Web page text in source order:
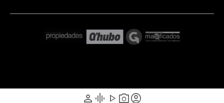
person graphic_eq play_arrow photo_cameraaccount_circle